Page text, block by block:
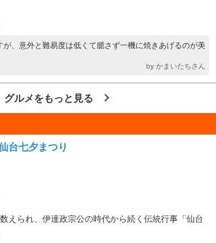
が、意外と難易度は低くて臆さず一機に焼きあげるのが美
by かまいたちさん
グルメをもっと見る
台七夕まつり
えられ、伊達政宗公の時代から続く伝統行事「仙台